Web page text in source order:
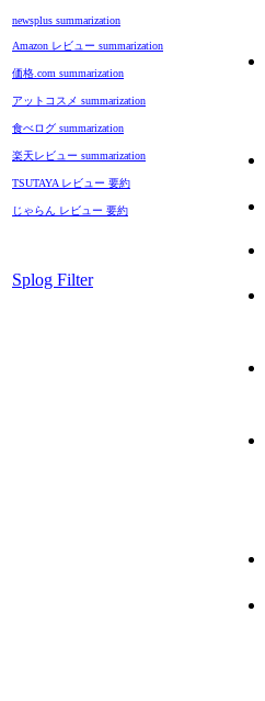
newsplus summarization
Amazon レビュー summarization
価格.com summarization
アットコスメ summarization
食べログ summarization
楽天レビュー summarization
TSUTAYA レビュー 要約
じゃらん レビュー 要約
Splog Filter